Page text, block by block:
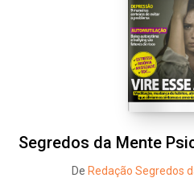
Segredos da Mente
De Redação Segredos